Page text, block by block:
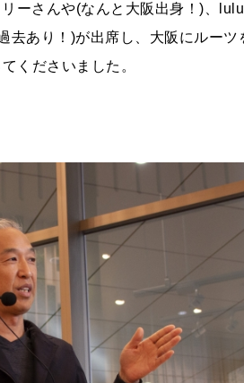
ーさんや(なんと大阪出身！)、
去あり！)が出席し、大阪にルーツ
くださいました。